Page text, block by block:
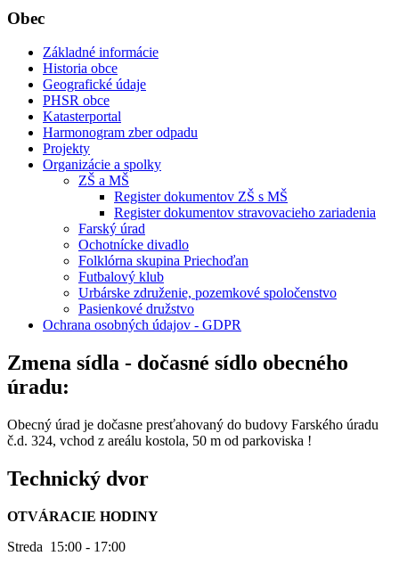
Obec
Základné informácie
Historia obce
Geografické údaje
PHSR obce
Katasterportal
Harmonogram zber odpadu
Projekty
Organizácie a spolky
ZŠ a MŠ
Register dokumentov ZŠ s MŠ
Register dokumentov stravovacieho zariadenia
Farský úrad
Ochotnícke divadlo
Folklórna skupina Priechoďan
Futbalový klub
Urbárske združenie, pozemkové spoločenstvo
Pasienkové družstvo
Ochrana osobných údajov - GDPR
Zmena sídla - dočasné sídlo obecného
úradu:
Obecný úrad je dočasne presťahovaný do budovy Farského úradu
č.d. 324, vchod z areálu kostola, 50 m od parkoviska !
Technický dvor
OTVÁRACIE HODINY
Streda 15:00 - 17:00